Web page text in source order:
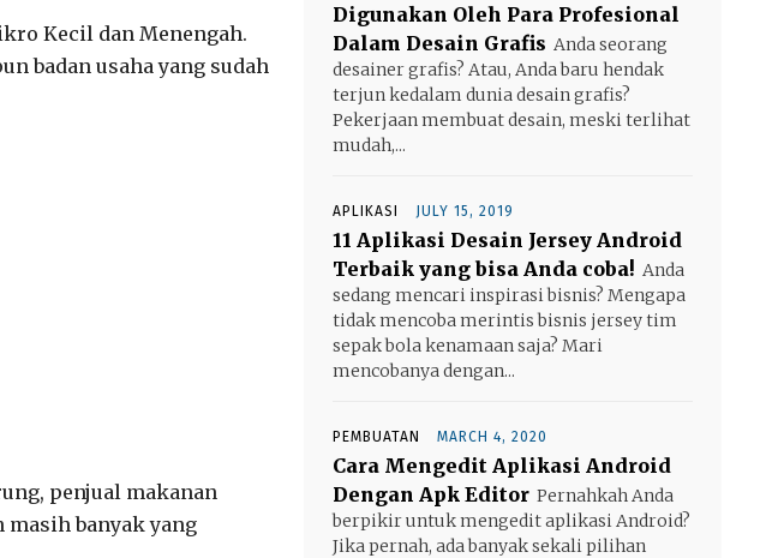
Kecil dan Menengah.
badan usaha yang sudah
penjual makanan
banyak yang
Digunakan Oleh Para Profesional
Dalam Desain Grafis Anda seorang
desainer grafis? Atau, Anda baru hendak
terjun kedalam dunia desain grafis?
Pekerjaan membuat desain, meski terlihat
mudah,...
APLIKASI JULY 15, 2019
11 Aplikasi Desain Jersey Android
Terbaik yang bisa Anda coba! Anda
sedang mencari inspirasi bisnis? Mengapa
tidak mencoba merintis bisnis jersey tim
sepak bola kenamaan saja? Mari
mencobanya dengan...
PEMBUATAN MARCH 4, 2020
Cara Mengedit Aplikasi Android
Dengan Apk Editor Pernahkah Anda
berpikir untuk mengedit aplikasi Android?
Jika pernah, ada banyak sekali pilihan